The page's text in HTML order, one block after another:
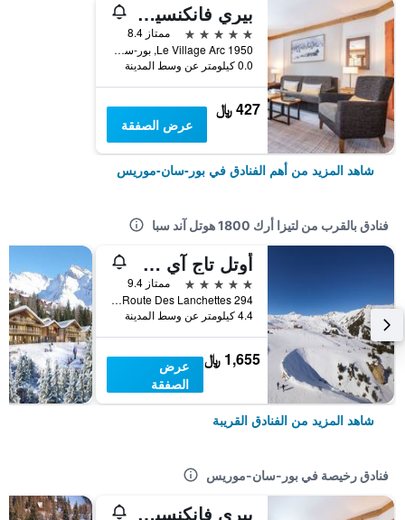
بيري فانكنسيز بريميام أرك 1950
5 نجوم
ممتاز 8.4
Le Village Arc 1950, بور-سان-موريس, إقايم سافوا, فرنسا
0.0 كيلومتر عن وسط المدينة
427 ﷼
عرض الصفقة
شاهد المزيد من أهم الفنادق في بور-سان-موريس
فنادق بالقرب من لتيزا أرك 1800 هوتل آند سبا
أوتل تاج آي ما باي ليس إتينسيل
5 نجوم
ممتاز 9.4
294 Route Des Lanchettes, بور-سان-موريس, إقايم سافوا, فرنسا
4.4 كيلومتر عن وسط المدينة
1,655 ﷼
عرض
الصفقة
شاهد المزيد من الفنادق القريبة
فنادق رخيصة في بور-سان-موريس
بيري فانكنسيز بريميام أرك 1950